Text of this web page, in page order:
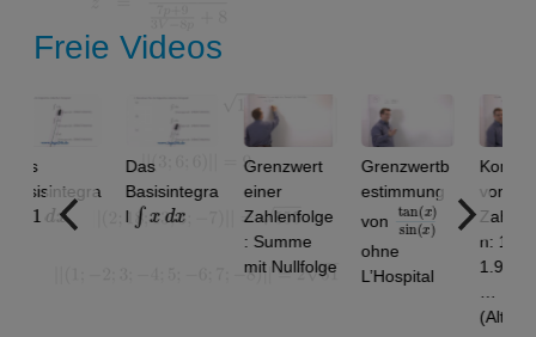
Freie Videos
Basisintegra
x
Grenzwert
einer
Zahlenfolge
: Summe
mit Nullfolge
Grenzwertb
estimmung
von
L’Hospital
Konvergenz
von
Zahlenfolge
n: 1.9 ,
1.99, 1.999,
(Alternativlö